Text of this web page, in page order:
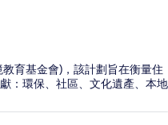
育基金會)，該計劃旨在衡量住
：環保、社區、文化遺產、本地